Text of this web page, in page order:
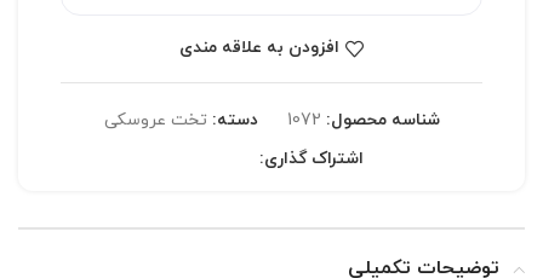
افزودن به علاقه مندی
شناسه محصول: 1072 دسته: تخت عروسکی
اشتراک گذاری:
توضیحات تکمیلی